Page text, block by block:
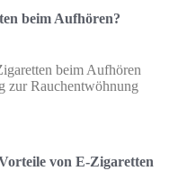
beim Aufhören?
beim Aufhören
zur Rauchentwöhnung
von E-Zigaretten